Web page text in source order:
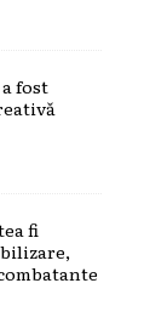
fost
fi